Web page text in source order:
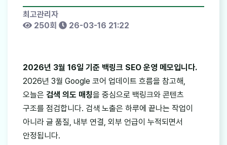
최고관리자
250회
26-03-16 21:22
2026년 3월 16일 기준 백링크 SEO 운영 메모입니다.
2026년 3월 Google 코어 업데이트 흐름을 참고해,
오늘은 검색 의도 매칭을 중심으로 백링크와 콘텐츠
구조를 점검합니다. 검색 노출은 하루에 끝나는 작업이
아니라 글 품질, 내부 연결, 외부 언급이 누적되면서
안정됩니다.